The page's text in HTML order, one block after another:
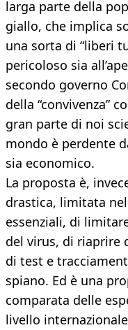
larga parte della
giallo, che implica
una sorta di “liberi
pericoloso sia
secondo governo
della “convivenza”
gran parte di noi
mondo è perdente
sia economico.
La proposta è,
drastica, limitata
essenziali, di
del virus, di riaprire
di test e
spiano. Ed è una
comparata delle
livello